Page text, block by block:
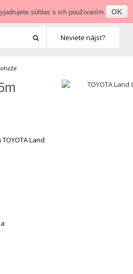
Neviete nájsť?
Land
súhlas s ich používaním. OK